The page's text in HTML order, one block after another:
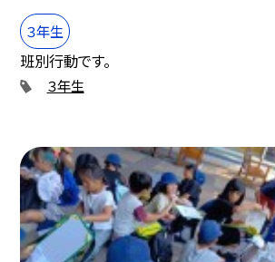
３年生
班別行動です。
３年生